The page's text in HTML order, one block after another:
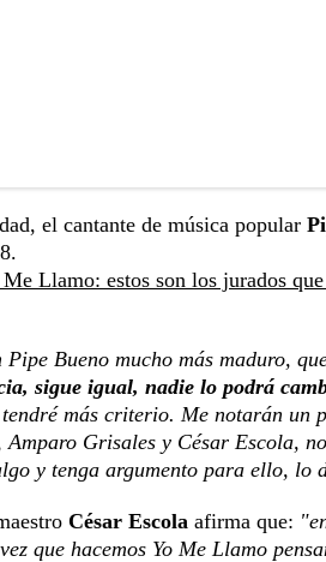
el cantante de música popular
Llamo: estos son los jurados
Pipe Bueno mucho más maduro,
sigue igual, nadie lo podrá
más criterio. Me notarán un
Amparo Grisales y César Escola,
y tenga argumento para ello, lo
César Escola afirma que:
que hacemos Yo Me Llamo